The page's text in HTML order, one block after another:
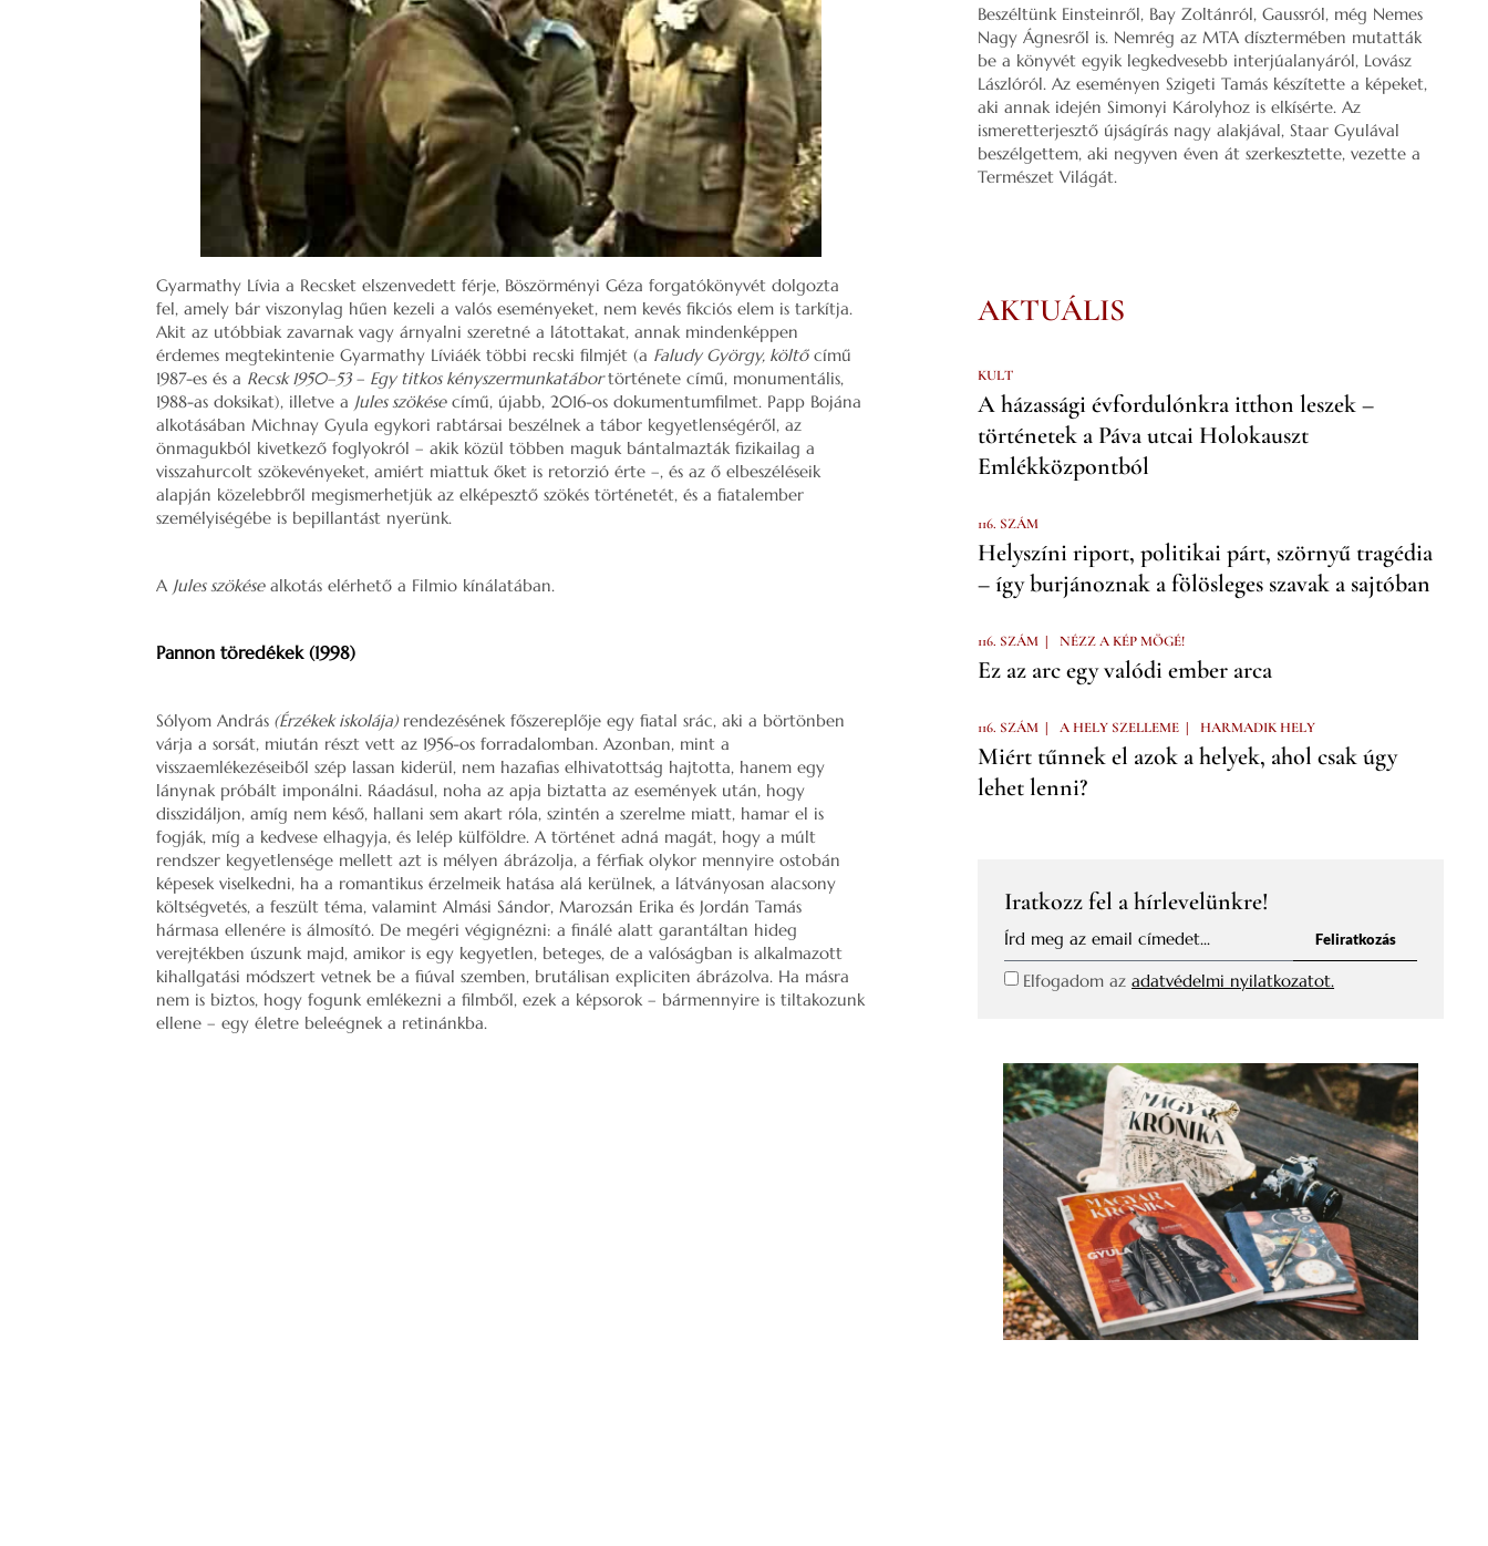
Gyarmathy Lívia a Recsket elszenvedett férje, Böszörményi Géza forgatókönyvét dolgozta
fel, amely bár viszonylag hűen kezeli a valós eseményeket, nem kevés fikciós elem is tarkítja.
Akit az utóbbiak zavarnak vagy árnyalni szeretné a látottakat, annak mindenképpen
érdemes megtekintenie Gyarmathy Líviáék többi recski filmjét (a Faludy György, költőcímű
1987-es és a Recsk 1950–53– Egy titkos kényszermunkatábortörténete című, monumentális,
1988-as doksikat), illetve a Jules szökésecímű, újabb, 2016-os dokumentumfilmet. Papp Bojána
alkotásában Michnay Gyula egykori rabtársai beszélnek a tábor kegyetlenségéről, az
önmagukból kivetkező foglyokról – akik közül többen maguk bántalmazták fizikailag a
visszahurcolt szökevényeket, amiért miattuk őket is retorzió érte –, és az ő elbeszéléseik
alapján közelebbről megismerhetjük az elképesztő szökés történetét, és a fiatalember
személyiségébe is bepillantást nyerünk.
A Jules szökésealkotás elérhető a Filmio kínálatában.
Pannon töredékek (1998)
Sólyom András (Érzékek iskolája) rendezésének főszereplője egy fiatal srác, aki a börtönben
várja a sorsát, miután részt vett az 1956-os forradalomban. Azonban, mint a
visszaemlékezéseiből szép lassan kiderül, nem hazafias elhivatottság hajtotta, hanem egy
lánynak próbált imponálni. Ráadásul, noha az apja biztatta az események után, hogy
disszidáljon, amíg nem késő, hallani sem akart róla, szintén a szerelme miatt, hamar el is
fogják, míg a kedvese elhagyja, és lelép külföldre. A történet adná magát, hogy a múlt
rendszer kegyetlensége mellett azt is mélyen ábrázolja, a férfiak olykor mennyire ostobán
képesek viselkedni, ha a romantikus érzelmeik hatása alá kerülnek, a látványosan alacsony
költségvetés, a feszült téma, valamint Almási Sándor, Marozsán Erika és Jordán Tamás
hármasa ellenére is álmosító. De megéri végignézni: a finálé alatt garantáltan hideg
verejtékben úszunk majd, amikor is egy kegyetlen, beteges, de a valóságban is alkalmazott
kihallgatási módszert vetnek be a fiúval szemben, brutálisan expliciten ábrázolva. Ha másra
nem is biztos, hogy fogunk emlékezni a filmből, ezek a képsorok – bármennyire is tiltakozunk
ellene – egy életre beleégnek a retinánkba.
Beszéltünk Einsteinről, Bay Zoltánról, Gaussról, még Nemes
Nagy Ágnesről is. Nemrég az MTA dísztermében mutatták
be a könyvét egyik legkedvesebb interjúalanyáról, Lovász
Lászlóról. Az eseményen Szigeti Tamás készítette a képeket,
aki annak idején Simonyi Károlyhoz is elkísérte. Az
ismeretterjesztő újságírás nagy alakjával, Staar Gyulával
beszélgettem, aki negyven éven át szerkesztette, vezette a
Természet Világát.
AKTUÁLIS
KULT
A házassági évfordulónkra itthon leszek –
történetek a Páva utcai Holokauszt
Emlékközpontból
116. SZÁM
Helyszíni riport, politikai párt, szörnyű tragédia
– így burjánoznak a fölösleges szavak a sajtóban
116. SZÁM | NÉZZ A KÉP MÖGÉ!
Ez az arc egy valódi ember arca
116. SZÁM | A HELY SZELLEME | HARMADIK HELY
Miért tűnnek el azok a helyek, ahol csak úgy
lehet lenni?
Iratkozz fel a hírlevelünkre!
Elfogadom azadatvédelmi nyilatkozatot.
Feliratkozás